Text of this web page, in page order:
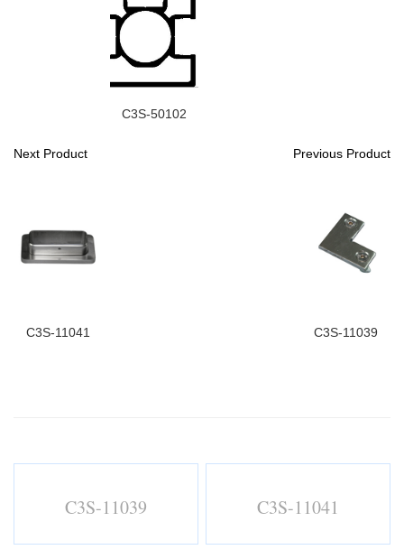
C3S-50102
Next Product
C3S-11041
Previous Product
C3S-11039
C3S-11039 C3S-11041